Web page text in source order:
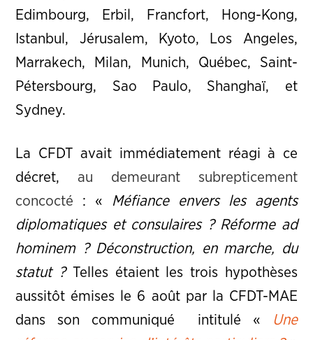
Edimbourg, Erbil, Francfort, Hong-Kong,
Istanbul, Jérusalem, Kyoto, Los Angeles,
Marrakech, Milan, Munich, Québec, Saint-
Pétersbourg, Sao Paulo, Shanghaï, et
Sydney.
La CFDT avait immédiatement réagi à ce
décret, au demeurant subrepticement
concocté : « Méfiance envers les agents
diplomatiques et consulaires ? Réforme ad
hominem ? Déconstruction, en marche, du
statut ?Telles étaient les trois hypothèses
aussitôt émises le 6 août par la CFDT-MAE
dans son communiqué intitulé «
Une